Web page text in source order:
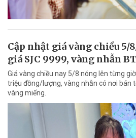
Cập nhật giá vàng chiều 5/
giá SJC 9999, vàng nhẫn
Giá vàng chiều nay 5/8 nóng lên từng
triệu đồng/lượng, vàng nhẫn có nơi bán
vàng miếng.